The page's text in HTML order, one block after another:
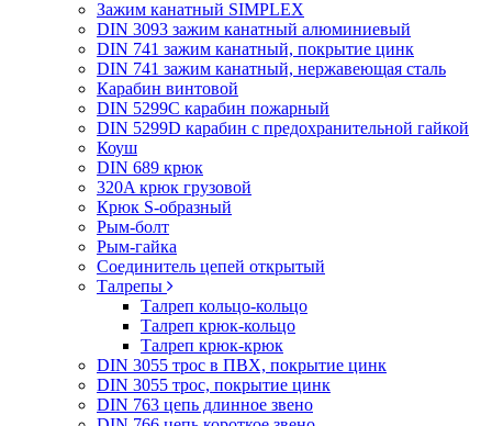
Зажим канатный SIMPLEX
DIN 3093 зажим канатный алюминиевый
DIN 741 зажим канатный, покрытие цинк
DIN 741 зажим канатный, нержавеющая сталь
Карабин винтовой
DIN 5299C карабин пожарный
DIN 5299D карабин с предохранительной гайкой
Коуш
DIN 689 крюк
320A крюк грузовой
Крюк S-образный
Рым-болт
Рым-гайка
Соединитель цепей открытый
Талрепы
Талреп кольцо-кольцо
Талреп крюк-кольцо
Талреп крюк-крюк
DIN 3055 трос в ПВХ, покрытие цинк
DIN 3055 трос, покрытие цинк
DIN 763 цепь длинное звено